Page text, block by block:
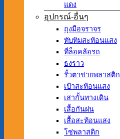
แดง
อุปกรณ์-อื่นๆ
ถุงมือจราจร
ทับทิมสะท้อนแสง
ที่ล็อคล้อรถ
ธงราว
รั้วตาข่ายพลาสติก
เป้าสะท้อนแสง
เสากั้นทางเดิน
เสื้อกันฝน
เสื้อสะท้อนแสง
โซ่พลาสติก